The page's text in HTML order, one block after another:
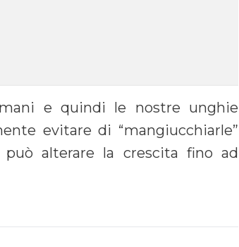
e quindi le nostre unghie
evitare di “mangiucchiarle”
alterare la crescita fino ad